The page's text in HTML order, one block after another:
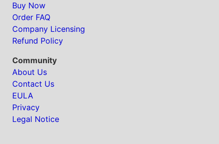
Buy Now
Order FAQ
Company Licensing
Refund Policy
Community
About Us
Contact Us
EULA
Privacy
Legal Notice